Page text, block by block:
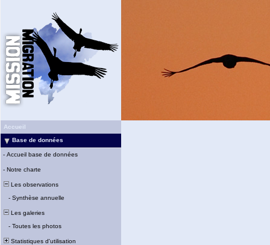
Accueil
Base de données
- Accueil base de données
- Notre charte
Les observations
- Synthèse annuelle
Les galeries
- Toutes les photos
Statistiques d'utilisation